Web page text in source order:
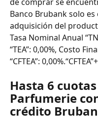
Banco Brubank solo
adquisición del
Tasa Nominal Anual
“TEA”: 0,00%, Costo
“CFTEA”:
Hasta 6
Parfumerie
crédito